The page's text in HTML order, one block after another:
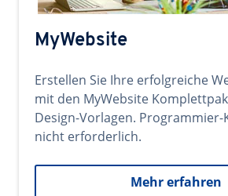
MyWebsite
Erstellen Sie Ihre erfolgreiche
mit den MyWebsite
Design-Vorlagen.
nicht erforderlich.
Mehr erfahren